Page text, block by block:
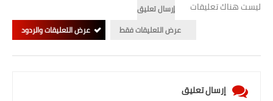
استمارة القبول المركزي
ليست هناك تعليقات
إرسال تعليق
عرض التعليقات فقط
عرض التعليقات والردود
إرسال تعليق